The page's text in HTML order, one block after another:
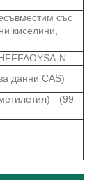
със
киселини,
N
данни CAS)
- (99-